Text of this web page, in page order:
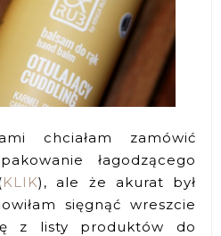
chciałam zamówić
łagodzącego
KLIK), ale że akurat był
sięgnąć wreszcie
z listy produktów do